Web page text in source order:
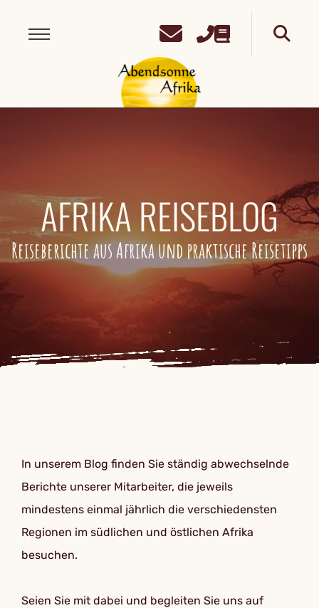
AFRIKA REISEBLOG
Reiseberichte aus Afrika und praktische Reisetipps
In unserem Blog finden Sie ständig abwechselnde
Berichte unserer Mitarbeiter, die jeweils
mindestens einmal jährlich die verschiedensten
Regionen im südlichen und östlichen Afrika
besuchen.
Seien Sie mit dabei und begleiten Sie uns auf